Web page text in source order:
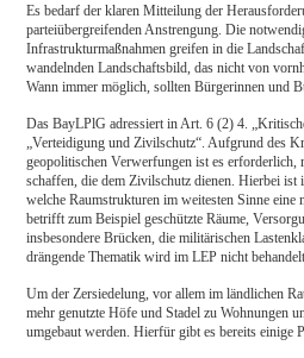
Es bedarf der klaren Mitteilung der
parteiübergreifenden Anstrengung. Die
Infrastrukturmaßnahmen greifen in die
wandelnden Landschaftsbild, das nicht von
Wann immer möglich, sollten Bürgerinnen und
Das BayLPlG adressiert in Art. 6 (2) 4.
„Verteidigung und Zivilschutz“. Aufgrund des
geopolitischen Verwerfungen ist es erforderlich,
schaffen, die dem Zivilschutz dienen. Hierbei ist
welche Raumstrukturen im weitesten Sinne eine
betrifft zum Beispiel geschützte Räume,
insbesondere Brücken, die militärischen
drängende Thematik wird im LEP nicht behandelt.
Um der Zersiedelung, vor allem im ländlichen
mehr genutzte Höfe und Stadel zu Wohnungen
umgebaut werden. Hierfür gibt es bereits einige